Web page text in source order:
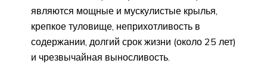
являются мощные и мускулистые крылья,
крепкое туловище, неприхотливость в
содержании, долгий срок жизни (около 25 лет)
и чрезвычайная выносливость.